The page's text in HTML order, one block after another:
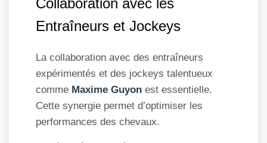
Entraîneurs et Jockeys
La collaboration avec des entraîneurs
expérimentés et des jockeys talentueux
comme Maxime Guyon est essentielle.
Cette synergie permet d’optimiser les
performances des chevaux.